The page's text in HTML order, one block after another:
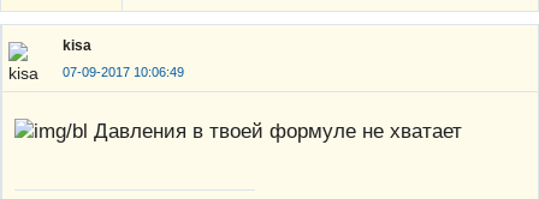
kisa
07-09-2017 10:06:49
Давления в твоей формуле не хватает